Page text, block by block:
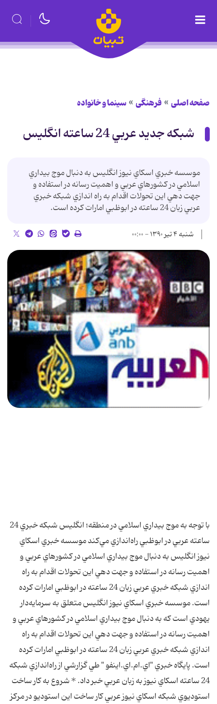
صفحه اصلی فرهنگی سینما و خانواده
شبکه جديد عربي 24 ساعته انگليس
موسسه خبري اسکاي نيوز انگليس به دنبال موج بيداري
اسلامي در کشورهاي عربي و اهميت رسانه در استفاده و
جهت دهي اين تحولات اقدام به راه اندازي شبکه خبري
عربي زبان 24 ساعته در ابوظبي امارات کرده است.
شنبه ۴ تیر ۱۳۹۰ - ۰۰:۰۰
با توجه به موج بيداري اسلامي در منطقه؛ انگليس شبكه خبري 24
ساعته عربي در ابوظبي راه‌اندازي مي‌كند موسسه خبري اسكاي
نيوز انگليس به دنبال موج بيداري اسلامي در كشورهاي عربي و
اهميت رسانه در استفاده و جهت دهي اين تحولات اقدام به راه
اندازي شبكه خبري عربي زبان 24 ساعته در ابوظبي امارات كرده
است. موسسه خبري اسكاي نيوز انگليس متعلق به سرمايه‌دار
يهودي است كه به دنبال موج بيداري اسلامي در كشورهاي عربي و
اهميت رسانه در استفاده و جهت دهي اين تحولات اقدام به راه
اندازي شبكه خبري عربي زبان 24 ساعته در ابوظبي امارات كرده
است. پايگاه خبري "اي.ام.اي.اينفو " طي گزارشي از راه‌اندازي شبكه
24 ساعته اسكاي نيوز به زبان عربي خبر داد. * شروع به كار ساخت
استوديوي شبكه اسكاي نيوز عربي كار ساخت اين استوديو در مركز